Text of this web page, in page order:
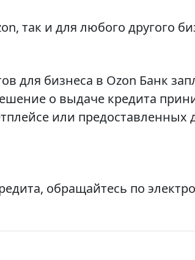
так и для любого другого
для бизнеса в Ozon Банк
о выдаче кредита
или предоставленных
обращайтесь по